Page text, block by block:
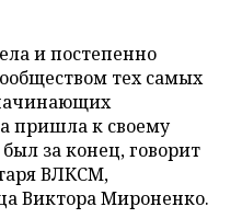
и постепенно
тех самых
пришла к своему
за конец, говорит
ВЛКСМ,
Виктора Мироненко.